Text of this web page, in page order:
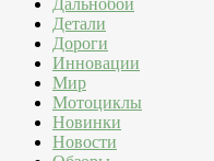
Детали
Дороги
Инновации
Мир
Мотоциклы
Новинки
Новости